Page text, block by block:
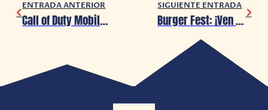
ENTRADA ANTERIOR
Call of Duty Mobile: ¡Templario regresa como Operador Mítico!
SIGUIENTE ENTRADA
Burger Fest: ¡Ven a probar las mejores hamburguesas en la CDMX!